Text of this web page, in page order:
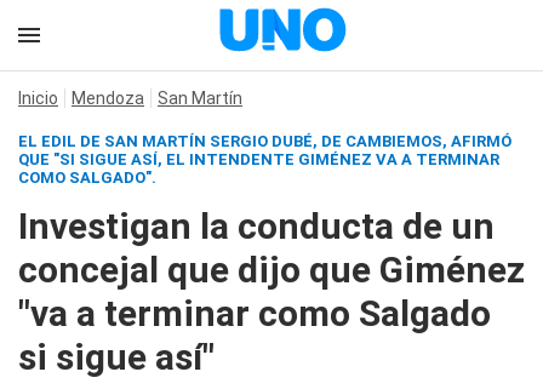
Inicio Mendoza San Martín
EL EDIL DE SAN MARTÍN SERGIO DUBÉ, DE CAMBIEMOS, AFIRMÓ
QUE "SI SIGUE ASÍ, EL INTENDENTE GIMÉNEZ VA A TERMINAR
COMO SALGADO".
Investigan la conducta de un
concejal que dijo que Giménez
"va a terminar como Salgado
si sigue así"